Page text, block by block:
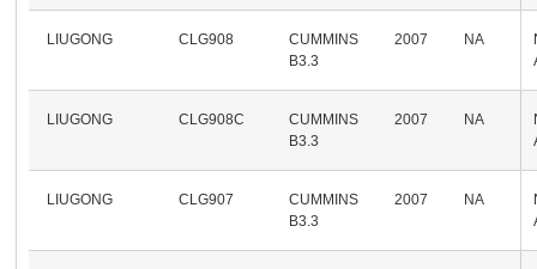
LIUGONG CLG908
CUMMINS
B3.3
2007 NA
LIUGONG CLG908C
CUMMINS
B3.3
2007 NA
LIUGONG CLG907
CUMMINS
B3.3
2007 NA